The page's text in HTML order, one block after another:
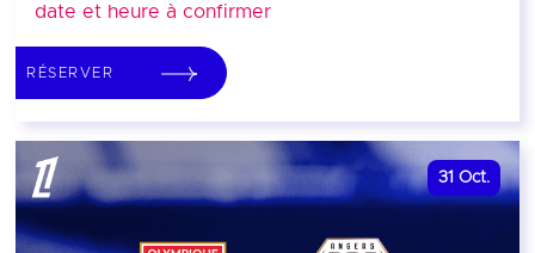
date et heure à confirmer
RÉSERVER
31 Oct.